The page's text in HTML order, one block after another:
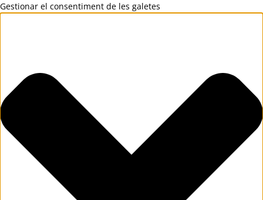
Gestionar el consentiment de les galetes